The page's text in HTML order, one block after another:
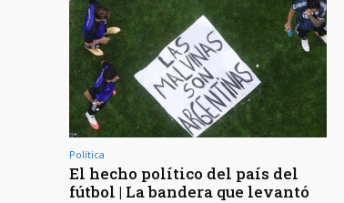
Política
El hecho político del país del
fútbol | La bandera que levantó